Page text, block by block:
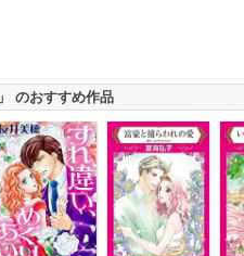
」 のおすすめ作品